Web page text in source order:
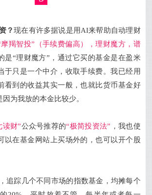
？现在有许多据说是用AI来帮助自动理财
羯智投”（手续费偏高），理财魔方，谱
是“理财魔方”，通过它买的基金是在盈米
于只是一个中介，收取手续费。我已经用
看到的收益其实一般，也就比货币基金好
为我放的本金比较少。
读财”公众号推荐的“极简投资法” ，我也使
以在基金网站上买场外的，也可以开个股
追踪几个不同市场的指数基金，均摊每个